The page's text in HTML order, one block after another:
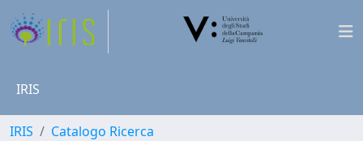
IRIS
IRIS
Catalogo Ricerca